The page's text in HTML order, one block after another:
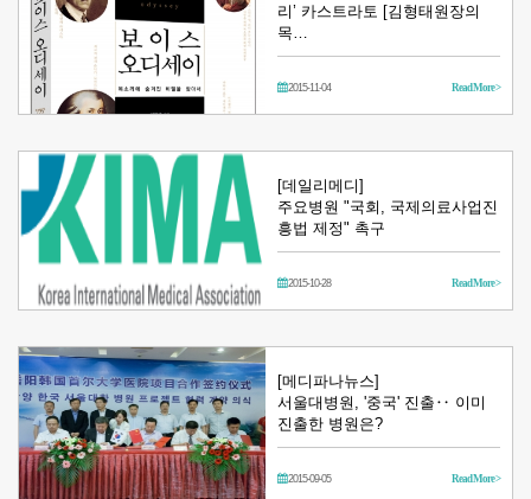
리’ 카스트라토 [김형태원장의
목…
2015-11-04 Read More >
[데일리메디]
주요병원 "국회, 국제의료사업진
흥법 제정" 촉구
2015-10-28 Read More >
[메디파나뉴스]
서울대병원, '중국' 진출‥ 이미
진출한 병원은?
2015-09-05 Read More >